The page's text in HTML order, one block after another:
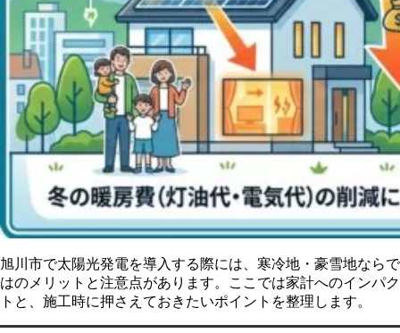
旭川市で太陽光発電を導入する際には、寒冷地・豪雪地ならで
はのメリットと注意点があります。ここでは家計へのインパク
トと、施工時に押さえておきたいポイントを整理します。